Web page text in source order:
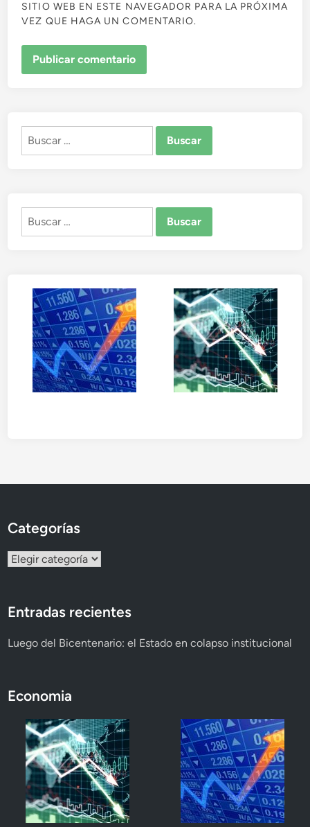
SITIO WEB EN ESTE NAVEGADOR PARA LA PRÓXIMA
VEZ QUE HAGA UN COMENTARIO.
Buscar:
Buscar:
Categorías
Categorías
Entradas recientes
Luego del Bicentenario: el Estado en colapso institucional
Economia